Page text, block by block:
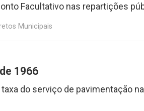
Facultativo nas repartições
Municipais
1966
taxa do serviço de pavimentação